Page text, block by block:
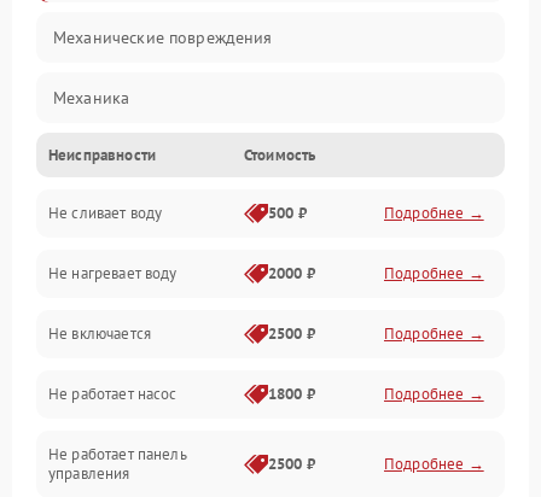
Механические повреждения
Механика
Управление
Электропитание
Датчики
Нагрев
Вода
Гигиена
Неисправности Стоимость
Не сливает воду 500 ₽ Подробнее →
Не нагревает воду 2000 ₽ Подробнее →
Не включается 2500 ₽ Подробнее →
Не работает насос 1800 ₽ Подробнее →
Не работает панель
управления
2500 ₽ Подробнее →